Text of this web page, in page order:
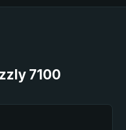
7100